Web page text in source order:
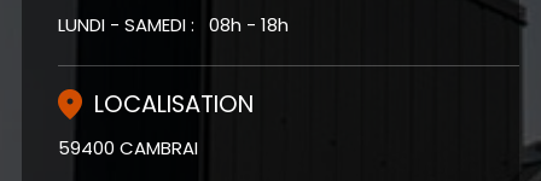
LUNDI - SAMEDI : 08h - 18h
LOCALISATION
59400 CAMBRAI